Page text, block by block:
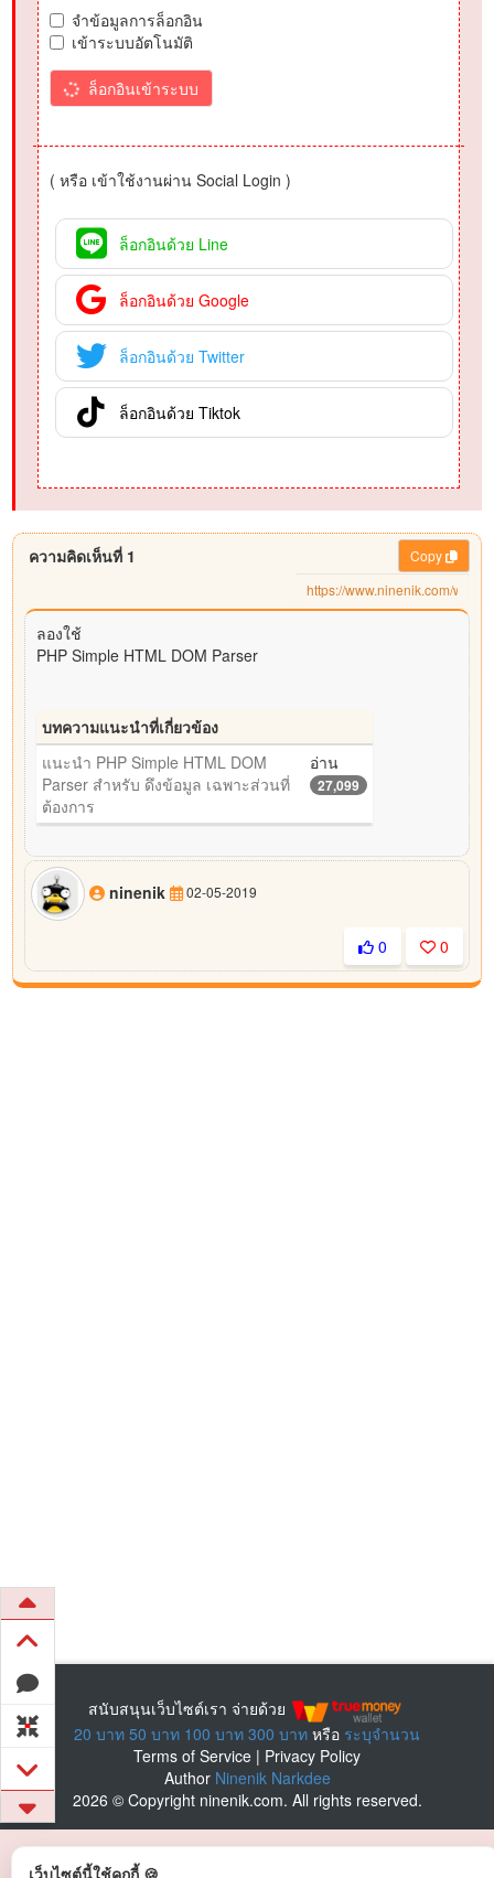
จำข้อมูลการล็อกอิน
เข้าระบบอัตโนมัติ
ล็อกอินเข้าระบบ
( หรือ เข้าใช้งานผ่าน Social Login )
ล็อกอินด้วย Line
ล็อกอินด้วย Google
ล็อกอินด้วย Twitter
ล็อกอินด้วย Tiktok
ความคิดเห็นที่ 1 Copy
ลองใช้
PHP Simple HTML DOM Parser
บทความแนะนำที่เกี่ยวข้อง
แนะนำ PHP Simple HTML DOM
Parser สำหรับ ดึงข้อมูล เฉพาะส่วนที่
ต้องการ
อ่าน
27,099
ninenik 02-05-2019
0 0
สนับสนุนเว็บไซต์เรา จ่ายด้วย
20 บาท 50 บาท 100 บาท 300 บาท หรือ ระบุจำนวน
Terms of Service | Privacy Policy
Author Ninenik Narkdee
2026 © Copyright ninenik.com. All rights reserved.